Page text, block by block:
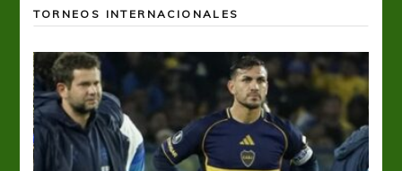
TORNEOS INTERNACIONALES